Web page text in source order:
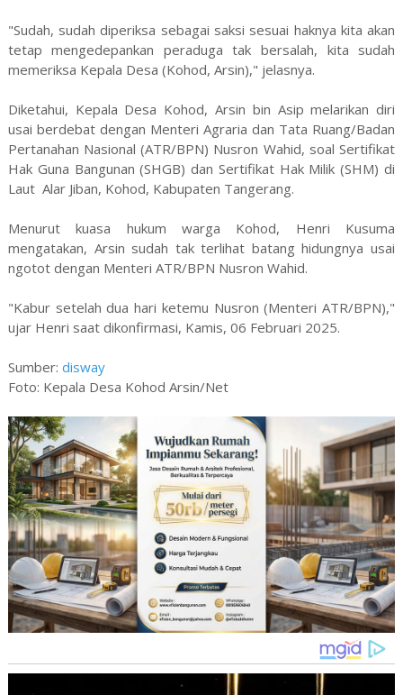
"Sudah, sudah diperiksa sebagai saksi sesuai haknya kita akan
tetap mengedepankan peraduga tak bersalah, kita sudah
memeriksa Kepala Desa (Kohod, Arsin)," jelasnya.
Diketahui, Kepala Desa Kohod, Arsin bin Asip melarikan diri
usai berdebat dengan Menteri Agraria dan Tata Ruang/Badan
Pertanahan Nasional (ATR/BPN) Nusron Wahid, soal Sertifikat
Hak Guna Bangunan (SHGB) dan Sertifikat Hak Milik (SHM) di
Laut Alar Jiban, Kohod, Kabupaten Tangerang.
Menurut kuasa hukum warga Kohod, Henri Kusuma
mengatakan, Arsin sudah tak terlihat batang hidungnya usai
ngotot dengan Menteri ATR/BPN Nusron Wahid.
"Kabur setelah dua hari ketemu Nusron (Menteri ATR/BPN),"
ujar Henri saat dikonfirmasi, Kamis, 06 Februari 2025.
Sumber: disway
Foto: Kepala Desa Kohod Arsin/Net